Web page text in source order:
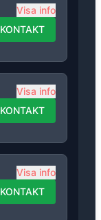
Visa info
KONTAKT
Visa info
KONTAKT
Visa info
KONTAKT